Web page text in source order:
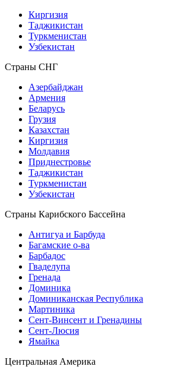
Киргизия
Таджикистан
Туркменистан
Узбекистан
Страны СНГ
Азербайджан
Армения
Беларусь
Грузия
Казахстан
Киргизия
Молдавия
Приднестровье
Таджикистан
Туркменистан
Узбекистан
Страны Карибского Бассейна
Антигуа и Барбуда
Багамские о-ва
Барбадос
Гваделупа
Гренада
Доминика
Доминиканская Республика
Мартиника
Сент-Винсент и Гренадины
Сент-Люсия
Ямайка
Центральная Америка